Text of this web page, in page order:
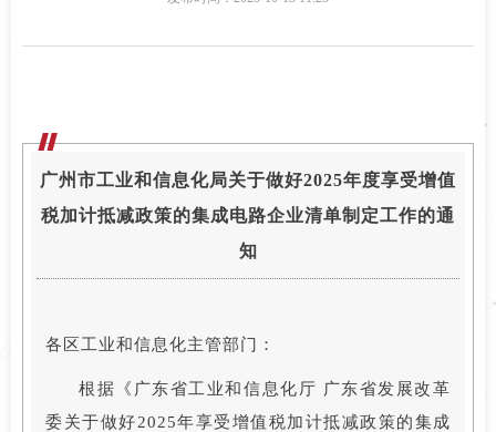
广州市工业和信息化局关于做好2025年度享受增值
税加计抵减政策的集成电路企业清单制定工作的通
知
各区工业和信息化主管部门：
根据《广东省工业和信息化厅 广东省发展改革
委关于做好2025年享受增值税加计抵减政策的集成